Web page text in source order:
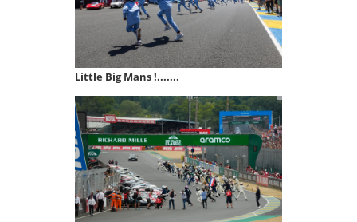
Little Big Mans !.......